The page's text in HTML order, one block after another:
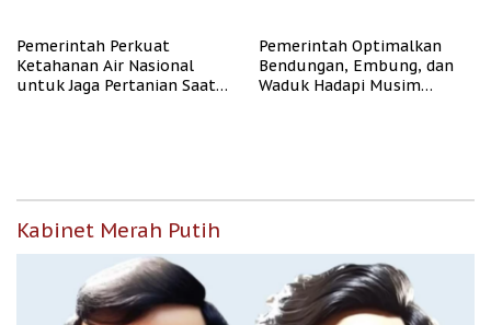
Pemerintah Perkuat
Ketahanan Air Nasional
untuk Jaga Pertanian Saat
Pemerintah Optimalkan
Bendungan, Embung, dan
Waduk Hadapi Musim
Kabinet Merah Putih